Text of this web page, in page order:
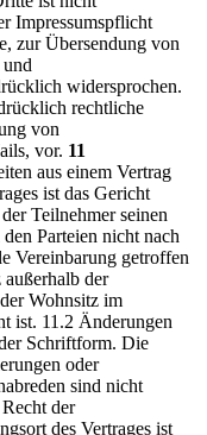
Impressumspflicht
zur Übersendung von
widersprochen.
rechtliche
von
vor. 11
aus einem Vertrag
ist das Gericht
Teilnehmer seinen
Parteien nicht nach
Vereinbarung getroffen
der
Wohnsitz im
ist. 11.2 Änderungen
Schriftform. Die
oder
sind nicht
der
des Vertrages ist